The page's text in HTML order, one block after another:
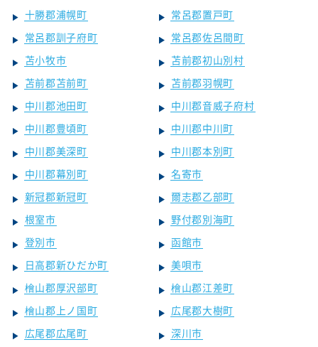
十勝郡浦幌町
常呂郡置戸町
常呂郡訓子府町
常呂郡佐呂間町
苫小牧市
苫前郡初山別村
苫前郡苫前町
苫前郡羽幌町
中川郡池田町
中川郡音威子府村
中川郡豊頃町
中川郡中川町
中川郡美深町
中川郡本別町
中川郡幕別町
名寄市
新冠郡新冠町
爾志郡乙部町
根室市
野付郡別海町
登別市
函館市
日高郡新ひだか町
美唄市
檜山郡厚沢部町
檜山郡江差町
檜山郡上ノ国町
広尾郡大樹町
広尾郡広尾町
深川市